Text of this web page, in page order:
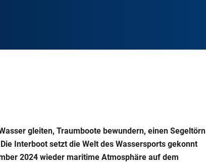
gleiten, Traumboote bewundern, einen Segeltörn
Interboot setzt die Welt des Wassersports gekonnt
2024 wieder maritime Atmosphäre auf dem